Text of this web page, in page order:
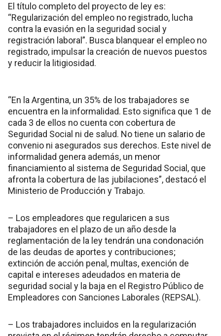
El título completo del proyecto de ley es:
“Regularización del empleo no registrado, lucha
contra la evasión en la seguridad social y
registración laboral”. Busca blanquear el empleo no
registrado, impulsar la creación de nuevos puestos
y reducir la litigiosidad.
“En la Argentina, un 35% de los trabajadores se
encuentra en la informalidad. Esto significa que 1 de
cada 3 de ellos no cuenta con cobertura de
Seguridad Social ni de salud. No tiene un salario de
convenio ni asegurados sus derechos. Este nivel de
informalidad genera además, un menor
financiamiento al sistema de Seguridad Social, que
afronta la cobertura de las jubilaciones”, destacó el
Ministerio de Producción y Trabajo.
– Los empleadores que regularicen a sus
trabajadores en el plazo de un año desde la
reglamentación de la ley tendrán una condonación
de las deudas de aportes y contribuciones;
extinción de acción penal, multas, exención de
capital e intereses adeudados en materia de
seguridad social y la baja en el Registro Público de
Empleadores con Sanciones Laborales (REPSAL).
– Los trabajadores incluidos en la regularización